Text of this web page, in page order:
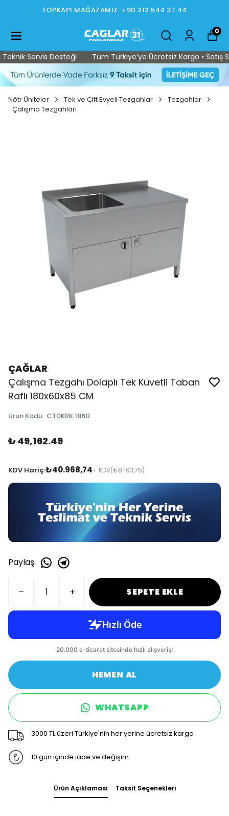
TOPKAPI MAĞAZAMIZ: +90 212 544 37 44
0
Servis Desteği Tüm Türkiye’ye Ücretsiz Kargo • Satış
Nötr Üniteler Tek ve Çift Evyeli Tezgahlar
Tezgahlar
Çalışma Tezgahları
ÇAĞLAR
Çalışma Tezgahı Dolaplı Tek Küvetli Taban
Raflı 180x60x85 CM
Ürün Kodu: CTDKRK.1860
₺ 49,162.49
KDV Hariç:₺40.968,74+ KDV(₺8.193,75)
Paylaş:
SEPETE EKLE
HEMEN AL
WHATSAPP
3000 TL üzeri Türkiye'nin her yerine ücretsiz kargo
10 gün içinde iade ve değişim
Ürün Açıklaması Taksit Seçenekleri